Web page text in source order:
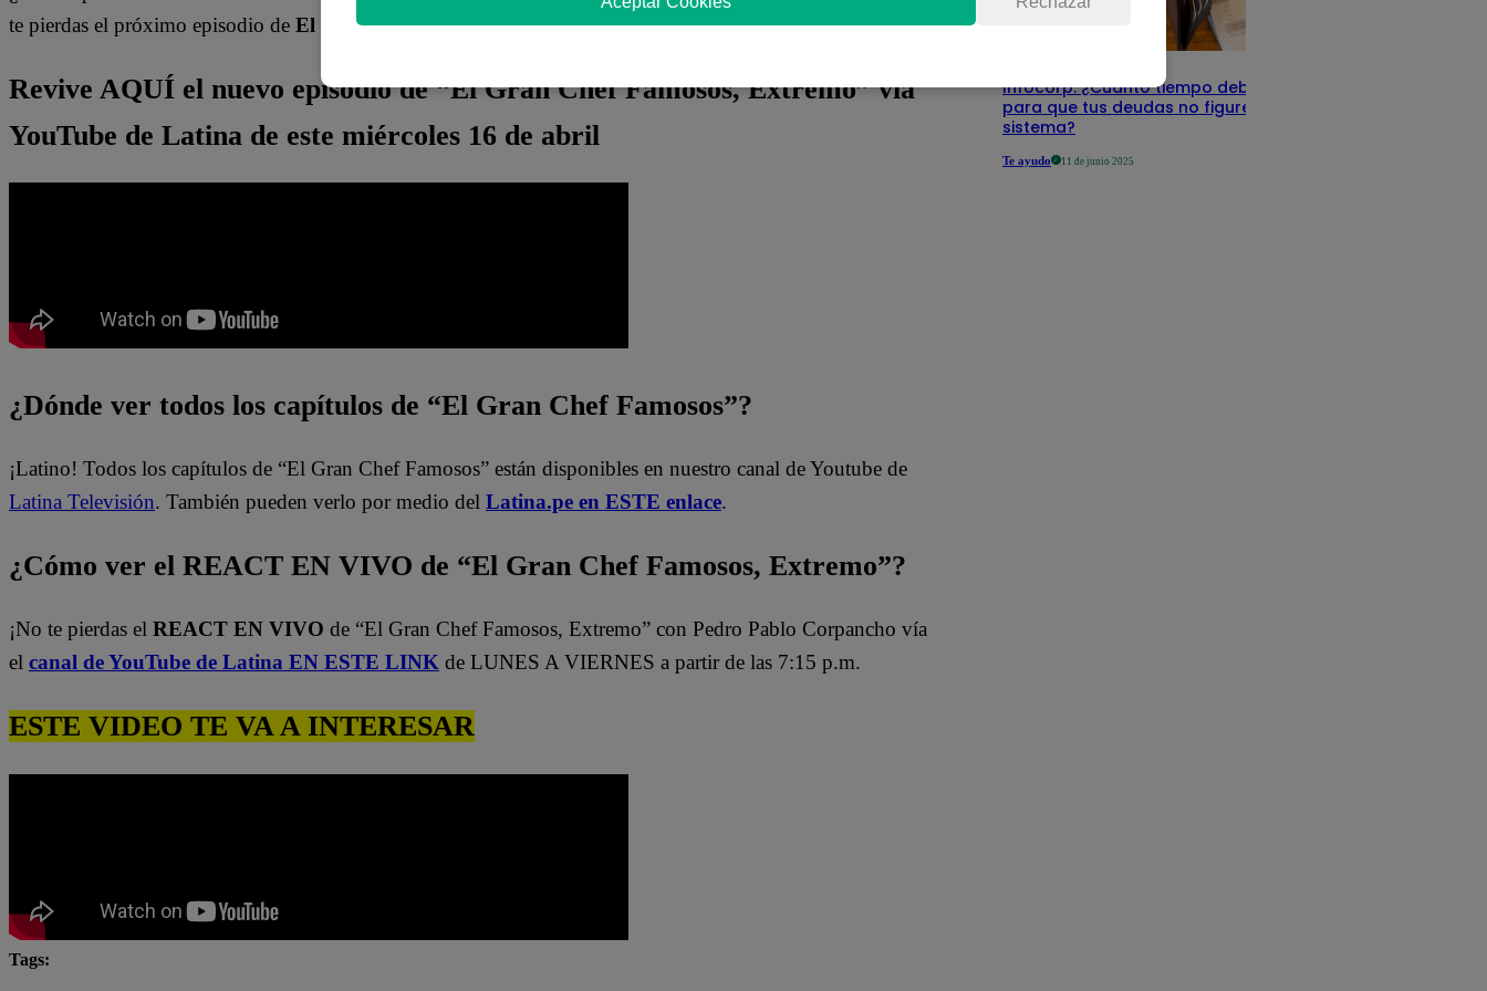
te pierdas el próximo episodio de El Gran Chef Famosos.
Revive AQUÍ el nuevo episodio de “El Gran Chef Famosos, Extremo” vía
YouTube de Latina de este miércoles 16 de abril
¿Dónde ver todos los capítulos de “El Gran Chef Famosos”?
¡Latino! Todos los capítulos de “El Gran Chef Famosos” están disponibles en nuestro canal de Youtube de
Latina Televisión. También pueden verlo por medio del Latina.pe en ESTE enlace.
¿Cómo ver el REACT EN VIVO de “El Gran Chef Famosos, Extremo”?
¡No te pierdas el REACT EN VIVO de “El Gran Chef Famosos, Extremo” con Pedro Pablo Corpancho vía
el canal de YouTube de Latina EN ESTE LINK de LUNES A VIERNES a partir de las 7:15 p.m.
ESTE VIDEO TE VA A INTERESAR
Tags:
Infocorp: ¿Cuánto tiempo debe pasar
para que tus deudas no figuren en su
sistema?
Te ayudo 11 de junio 2025